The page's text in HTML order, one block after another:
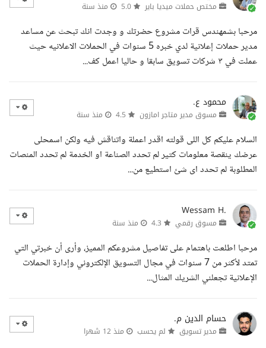
مختص حملات ميديا باير منذ سنة
مرحبا بشمهندس قرات مشروع حضرتك و وجدت انك تبحث عن مساعد
مدير حملات إعلانية لدي خبره 5 سنوات في الحملات الاعلانيه حيث
عملت في ٣ شركات تسويق سابقا و حاليا اعمل كف...
محمود ع.
مسوق مدير متاجر امازون منذ سنة
السلام عليكم كل اللى قولته اقدر اعملة واتناقش فيه ولكن اسمحلى
عرضك ينقصة معلومات كتير لم تحدد الصناعة او الخدمة لم تحدد المنصات
المطلوبة لم تحدد اى شئ استطيع من...
Wessam H.
مسوق رقمي منذ سنة
مرحبا اطلعت باهتمام على تفاصيل مشروعكم المميز، وأرى أن خبرتي التي
تمتد لأكثر من 7 سنوات في مجال التسويق الإلكتروني وإدارة الحملات
الإعلانية تجعلني الشريك المثال...
حسام الدين م.
مدير تسويق لم يحسب منذ 12 شهرا